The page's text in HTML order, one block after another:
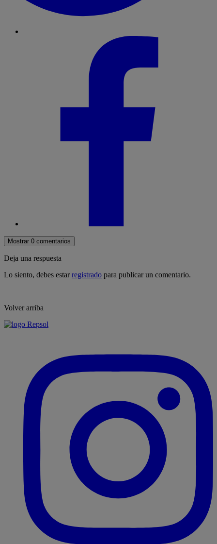
Mostrar 0 comentarios
Deja una respuesta
Lo siento, debes estarregistrado para publicar un comentario.
Volver arriba